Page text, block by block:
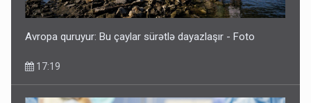
Avropa quruyur: Bu çaylar sürətlə dayazlaşır - Foto
17:19